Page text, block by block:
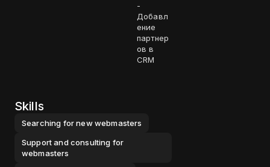
-
Добавл
ение
партнер
ов в
CRM
Skills
Searching for new webmasters
Support and consulting for
webmasters